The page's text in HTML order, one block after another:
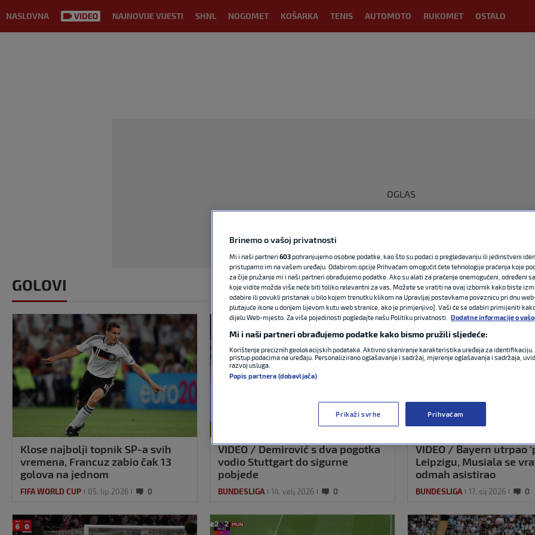
NASLOVNA NAJNOVIJE VIJESTI SHNL NOGOMET KOŠARKA TENIS AUTOMOTO RUKOMET OSTALO
OGLAS
GOLOVI
Klose najbolji topnik SP-a svih
vremena, Francuz zabio čak 13
golova na jednom
FIFA WORLD CUP 05. lip 2026 0
VIDEO / Demirović s dva pogotka
vodio Stuttgart do sigurne
pobjede
BUNDESLIGA 14. velj 2026 0
VIDEO / Bayern utrpao
Leipzigu, Musiala se
odmah asistirao
BUNDESLIGA 17. sij 2026 0
Brinemo o vašoj privatnosti
Mi i naši partneri 603pohranjujemo osobne podatke, kao što su podaci o pregledavanju ili jedinstveni
pristupamo im na vašem uređaju. Odabirom opcije Prihvaćam omogućit ćete tehnologije praćenja koje
za čije pružanje mi i naši partneri obrađujemo podatke. Ako su alati za praćenje onemogućeni, određeni
koje vidite možda više neće biti toliko relevantni za vas. Možete se vratiti na ovaj izbornik kako biste
odabire ili povukli pristanak u bilo kojem trenutku klikom na Upravljaj postavkama poveznicu pri dnu
plutajuće ikone u donjem lijevom kutu web stranice, ako je primjenjivo]. Vaši će se odabiri primijeniti
dijelu Web-mjesto. Za više pojedinosti pogledajte našu Politiku privatnosti.
Dodatne informacije o
Mi i naši partneri obrađujemo podatke kako bismo pružili sljedeće:
Korištenje preciznih geolokacijskih podataka. Aktivno skeniranje karakteristika uređaja za
pristup podacima na uređaju. Personalizirano oglašavanje i sadržaj, mjerenje oglašavanja i sadržaja,
razvoj usluga.
Popis partnera (dobavljača)
Prikaži svrhe Prihvaćam